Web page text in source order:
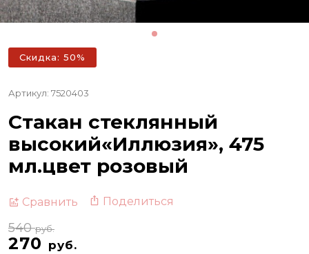
Скидка: 50%
Артикул: 7520403
Стакан стеклянный
высокий«Иллюзия», 475
мл.цвет розовый
Сравнить Поделиться
270 руб.
540руб.